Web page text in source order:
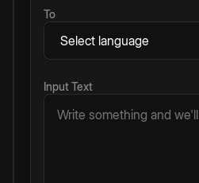
To
Input Text